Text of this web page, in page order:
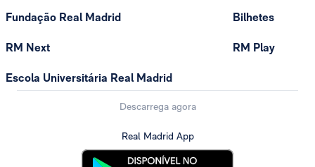
Fundação Real Madrid
RM Next
Escola Universitária Real Madrid
Bilhetes
RM Play
Descarrega agora
Real Madrid App